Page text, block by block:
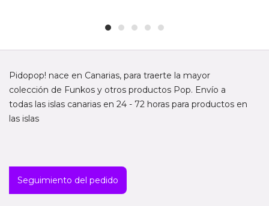
Pidopop! nace en Canarias, para traerte la mayor
colección de Funkos y otros productos Pop. Envío a
todas las islas canarias en 24 - 72 horas para productos en
las islas
Seguimiento del pedido